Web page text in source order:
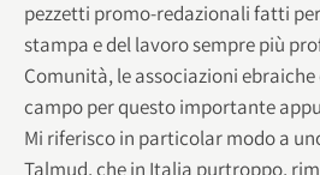
pezzetti promo-redazionali fatti
stampa e del lavoro sempre più
Comunità, le associazioni
campo per questo importante
Mi riferisco in particolar modo a
Talmud, che in Italia purtroppo,